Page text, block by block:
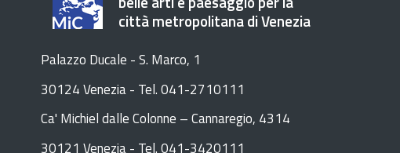
città metropolitana di Venezia
Palazzo Ducale - S. Marco, 1
30124 Venezia - Tel. 041-2710111
Ca' Michiel dalle Colonne – Cannaregio, 4314
30121 Venezia - Tel. 041-3420111